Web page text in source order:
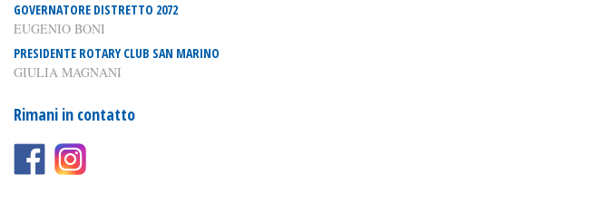
GOVERNATORE DISTRETTO 2072
EUGENIO BONI
PRESIDENTE ROTARY CLUB SAN MARINO
GIULIA MAGNANI
Rimani in contatto